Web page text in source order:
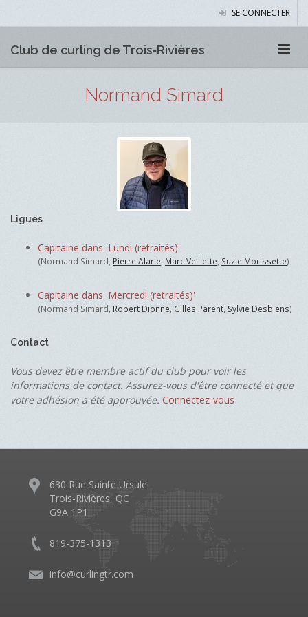
SE CONNECTER
Club de curling de Trois‑Rivières
Normand Simard
Ligues
Capitaine dans 'Lundi (retraités)'
(Normand Simard, Pierre Alarie Marc Veillette Suzie Morissette)
Capitaine dans 'Mercredi (retraités)'
(Normand Simard, Robert Dionne, Gilles Parent, Sylvie Desbiens)
Contact
Vous devez être membre actif du club pour voir les
informations de contact. Assurez-vous d'être connecté et que
votre adhésion a été approuvée. Connectez-vous
630 Rue Sainte Ursule
Trois-Rivières, QC
G9A 1P1
819-375-1313
info@curlingtr.com